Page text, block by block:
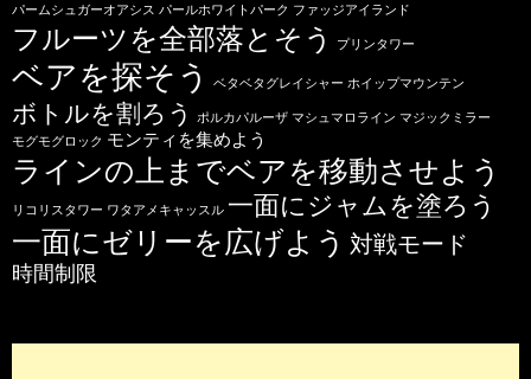
パームシュガーオアシス パールホワイトパーク ファッジアイランド
フルーツを全部落とそう プリンタワー
ベアを探そう ベタベタグレイシャー ホイップマウンテン
ボトルを割ろう ポルカパルーザ マシュマロライン マジックミラー
モグモグロック モンティを集めよう
ラインの上までベアを移動させよう
リコリスタワー ワタアメキャッスル 一面にジャムを塗ろう
一面にゼリーを広げよう 対戦モード
時間制限